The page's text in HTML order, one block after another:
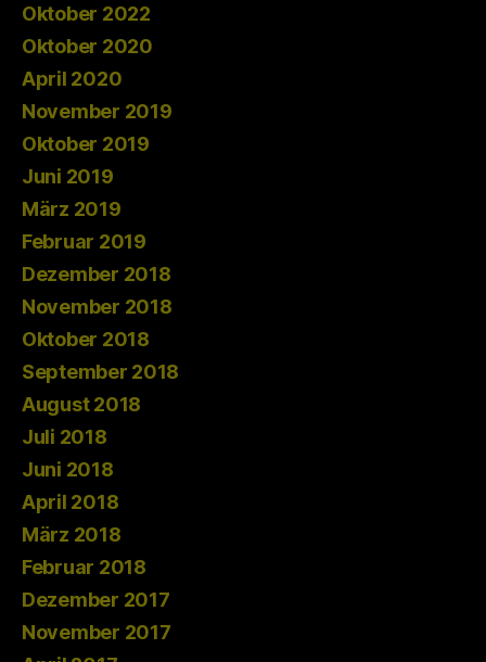
Oktober 2022
Oktober 2020
April 2020
November 2019
Oktober 2019
Juni 2019
März 2019
Februar 2019
Dezember 2018
November 2018
Oktober 2018
September 2018
August 2018
Juli 2018
Juni 2018
April 2018
März 2018
Februar 2018
Dezember 2017
November 2017